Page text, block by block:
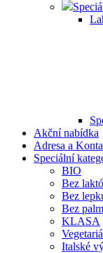
Akční nabídka
Adresa a
Speciální
BIO
Bez
Bez
Bez
KLASA
Italské